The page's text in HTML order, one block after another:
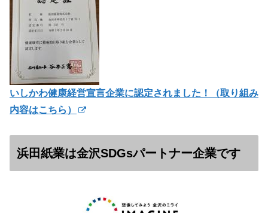
いしかわ健康経営宣言企業に認定されました！（取り組み
内容はこちら）
浜田紙業は金沢SDGsパートナー企業です